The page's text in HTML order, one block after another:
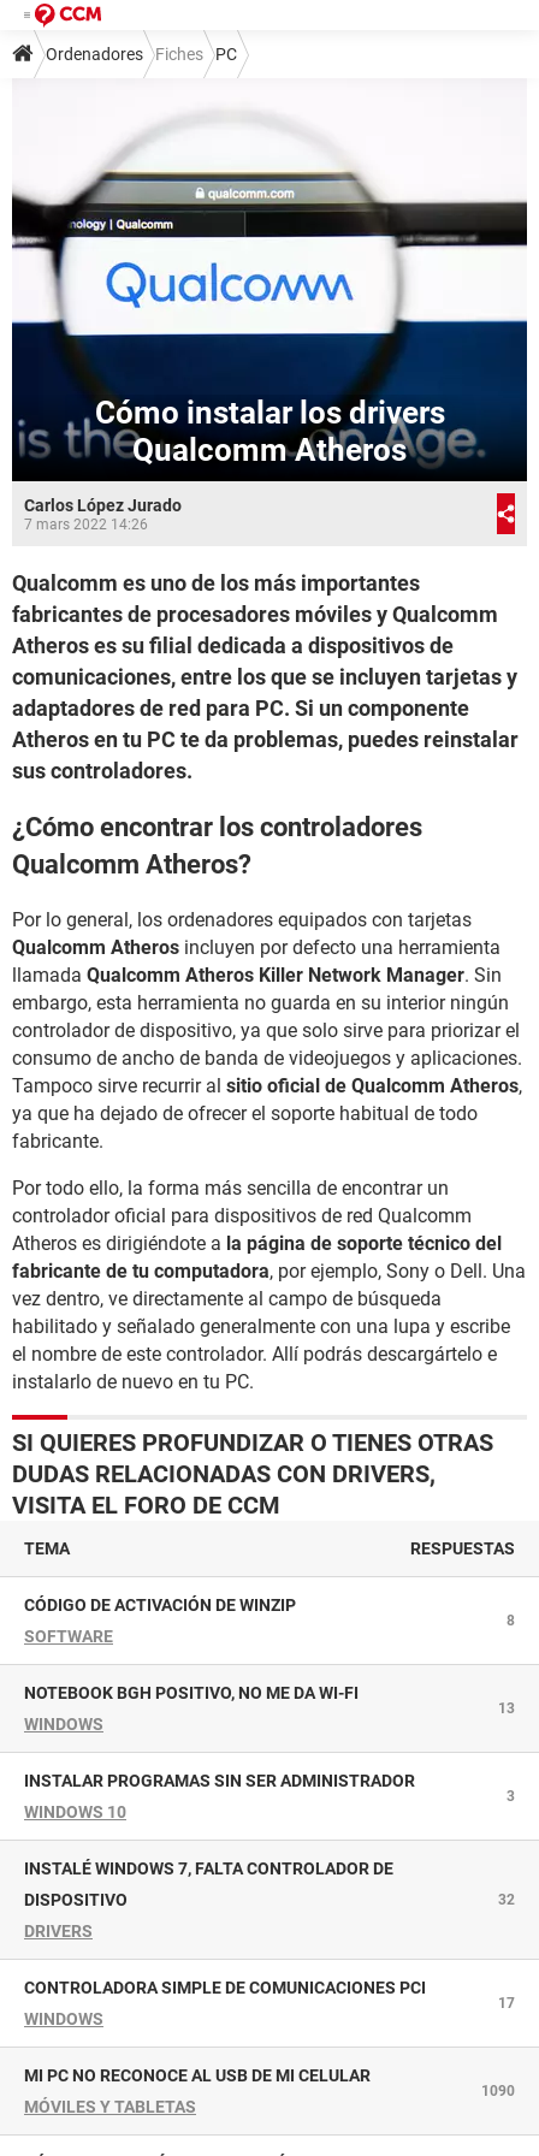
Ordenadores Fiches PC
Cómo instalar los drivers
Qualcomm Atheros
Carlos López Jurado
7 mars 2022 14:26
Qualcomm es uno de los más importantes
fabricantes de procesadores móviles y Qualcomm
Atheros es su filial dedicada a dispositivos de
comunicaciones, entre los que se incluyen tarjetas y
adaptadores de red para PC. Si un componente
Atheros en tu PC te da problemas, puedes reinstalar
sus controladores.
¿Cómo encontrar los controladores
Qualcomm Atheros?
Por lo general, los ordenadores equipados con tarjetas
Qualcomm Atheros incluyen por defecto una herramienta
llamada Qualcomm Atheros Killer Network Manager. Sin
embargo, esta herramienta no guarda en su interior ningún
controlador de dispositivo, ya que solo sirve para priorizar el
consumo de ancho de banda de videojuegos y aplicaciones.
Tampoco sirve recurrir al sitio oficial de Qualcomm Atheros,
ya que ha dejado de ofrecer el soporte habitual de todo
fabricante.
Por todo ello, la forma más sencilla de encontrar un
controlador oficial para dispositivos de red Qualcomm
Atheros es dirigiéndote a la página de soporte técnico del
fabricante de tu computadora, por ejemplo, Sony o Dell. Una
vez dentro, ve directamente al campo de búsqueda
habilitado y señalado generalmente con una lupa y escribe
el nombre de este controlador. Allí podrás descargártelo e
instalarlo de nuevo en tu PC.
SI QUIERES PROFUNDIZAR O TIENES OTRAS
DUDAS RELACIONADAS CON DRIVERS,
VISITA EL FORO DE CCM
TEMA RESPUESTAS
CÓDIGO DE ACTIVACIÓN DE WINZIP
SOFTWARE
8
NOTEBOOK BGH POSITIVO, NO ME DA WI-FI
WINDOWS
13
INSTALAR PROGRAMAS SIN SER ADMINISTRADOR
WINDOWS 10
3
INSTALÉ WINDOWS 7, FALTA CONTROLADOR DE
DISPOSITIVO
DRIVERS
32
CONTROLADORA SIMPLE DE COMUNICACIONES PCI
WINDOWS
17
MI PC NO RECONOCE AL USB DE MI CELULAR
MÓVILES Y TABLETAS
1090